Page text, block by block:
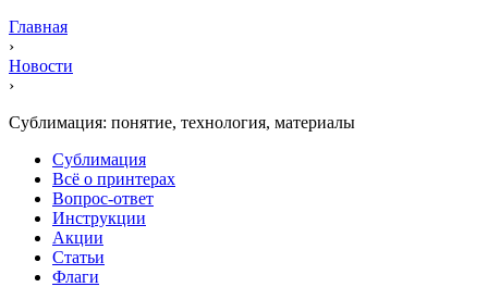
Главная
›
Новости
›
Сублимация: понятие, технология, материалы
Сублимация
Всё о принтерах
Вопрос-ответ
Инструкции
Акции
Статьи
Флаги